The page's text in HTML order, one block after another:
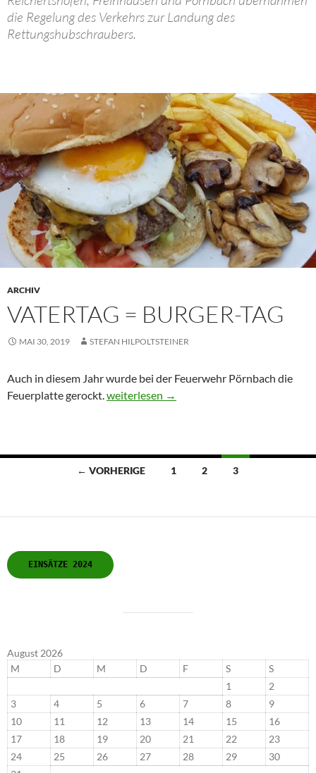
die Regelung des Verkehrs zur Landung des
Rettungshubschraubers.
ARCHIV
VATERTAG = BURGER-TAG
MAI 30, 2019 STEFAN HILPOLTSTEINER
Auch in diesem Jahr wurde bei der Feuerwehr Pörnbach die
Feuerplatte gerockt.Vatertag = Burger-Tag
weiterlesen →
Beitragsnavigation
← VORHERIGE 1 2 3
EINSÄTZE 2024
August 2026
M
D M D F S
S
1
2
3
4 5 6 7 8
9
10
11 12 13 14 15
16
17
18 19 20 21 22
23
24
25 26 27 28 29
30